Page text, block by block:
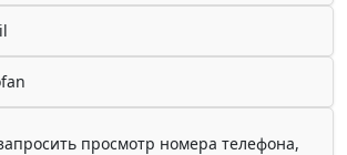
просмотр номера телефона,